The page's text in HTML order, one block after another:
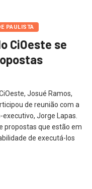
PAULISTA
CiOeste se
Josué Ramos,
de reunião com a
Jorge Lapas.
propostas que estão em
de executá-los